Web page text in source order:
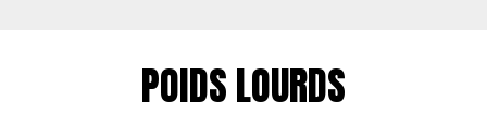
POIDS LOURDS